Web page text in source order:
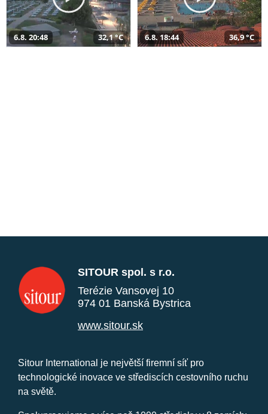
6.8. 20:48 32,1 °C 6.8. 18:44 36,9 °C
SITOUR spol. s r.o.
Terézie Vansovej 10
974 01 Banská Bystrica
www.sitour.sk
Sitour International je největší firemní síť pro
technologické inovace ve střediscích cestovního ruchu
na světě.